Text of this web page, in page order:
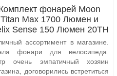
фонарей Moon
Titan Max 1700 Люмен и
Sense 150 Люмен 20TH
Anniversary Edition
ассортимент в магазине.
фонари для велосипеда.
очень эмпатичный хозяин
договорились встретиться